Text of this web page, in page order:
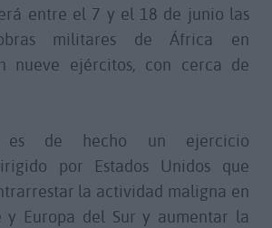
entre el 7 y el 18 de junio las
militares de África en
nueve ejércitos, con cerca de
es de hecho un ejercicio
por Estados Unidos que
la actividad maligna en
Europa del Sur y aumentar la